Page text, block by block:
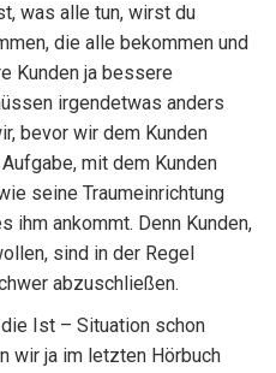
was alle tun, wirst du
die alle bekommen und
Kunden ja bessere
irgendetwas anders
bevor wir dem Kunden
mit dem Kunden
seine Traumeinrichtung
ihm ankommt. Denn Kunden,
sind in der Regel
abzuschließen.
Ist – Situation schon
wir ja im letzten Hörbuch